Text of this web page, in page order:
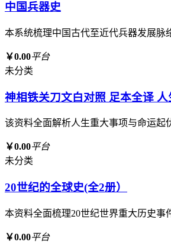
中国兵器史
本系统梳理中国古代至近代兵器发展脉
￥0.00平台
未分类
神相铁关刀文白对照 足本全译
该资料全面解析人生重大事项与命运起
￥0.00平台
未分类
20世纪的全球史(全2册）
本资料全面梳理20世纪世界重大历史
￥0.00平台